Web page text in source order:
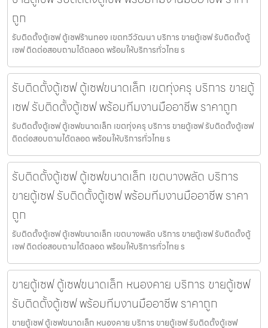
ถูก
รับติดตั้งตู้เซฟ ตู้เซฟร้านทอง เขตทวีวัฒนา บริการ ขายตู้เซฟ รับติดตั้งตู้
เซฟ ติดต่อสอบถามได้ตลอด พร้อมให้บริการทั่วไทย ร
รับติดตั้งตู้เซฟ ตู้เซฟขนาดเล็ก เขตทุ่งครุ บริการ ขายตู้
เซฟ รับติดตั้งตู้เซฟ พร้อมทีมงานมืออาชีพ ราคาถูก
รับติดตั้งตู้เซฟ ตู้เซฟขนาดเล็ก เขตทุ่งครุ บริการ ขายตู้เซฟ รับติดตั้งตู้เซฟ
ติดต่อสอบถามได้ตลอด พร้อมให้บริการทั่วไทย ร
รับติดตั้งตู้เซฟ ตู้เซฟขนาดเล็ก เขตบางพลัด บริการ
ขายตู้เซฟ รับติดตั้งตู้เซฟ พร้อมทีมงานมืออาชีพ ราคา
ถูก
รับติดตั้งตู้เซฟ ตู้เซฟขนาดเล็ก เขตบางพลัด บริการ ขายตู้เซฟ รับติดตั้งตู้
เซฟ ติดต่อสอบถามได้ตลอด พร้อมให้บริการทั่วไทย ร
ขายตู้เซฟ ตู้เซฟขนาดเล็ก หนองคาย บริการ ขายตู้เซฟ
รับติดตั้งตู้เซฟ พร้อมทีมงานมืออาชีพ ราคาถูก
ขายตู้เซฟ ตู้เซฟขนาดเล็ก หนองคาย บริการ ขายตู้เซฟ รับติดตั้งตู้เซฟ